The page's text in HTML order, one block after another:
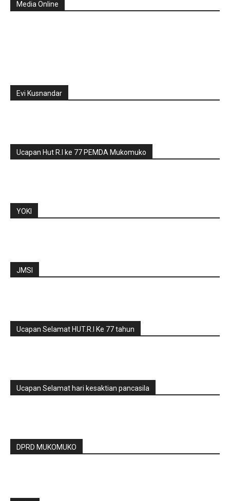
Media Online
Evi Kusnandar
Ucapan Hut R.I ke 77 PEMDA Mukomuko
YOKI
JMSI
Ucapan Selamat HUT.R.I Ke 77 tahun
Ucapan Selamat hari kesaktian pancasila
DPRD MUKOMUKO